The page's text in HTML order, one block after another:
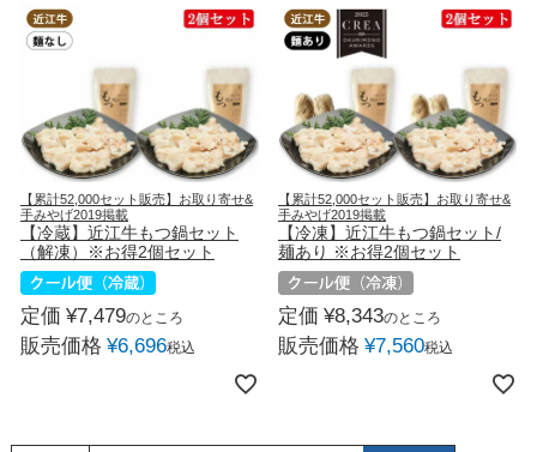
【累計52,000セット販売】お取り寄せ&
手みやげ2019掲載
【冷蔵】近江牛もつ鍋セット
（解凍）※お得2個セット
定価 ¥7,479のところ
販売価格 ¥6,696税込
【累計52,000セット販売】お取り寄せ&
手みやげ2019掲載
【冷凍】近江牛もつ鍋セット/
麺あり ※お得2個セット
定価 ¥8,343のところ
販売価格 ¥7,560税込